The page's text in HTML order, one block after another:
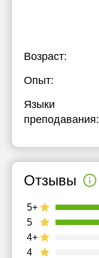
Возраст:
Опыт:
Языки
преподавания:
Отзывы
4
4+
5
5+